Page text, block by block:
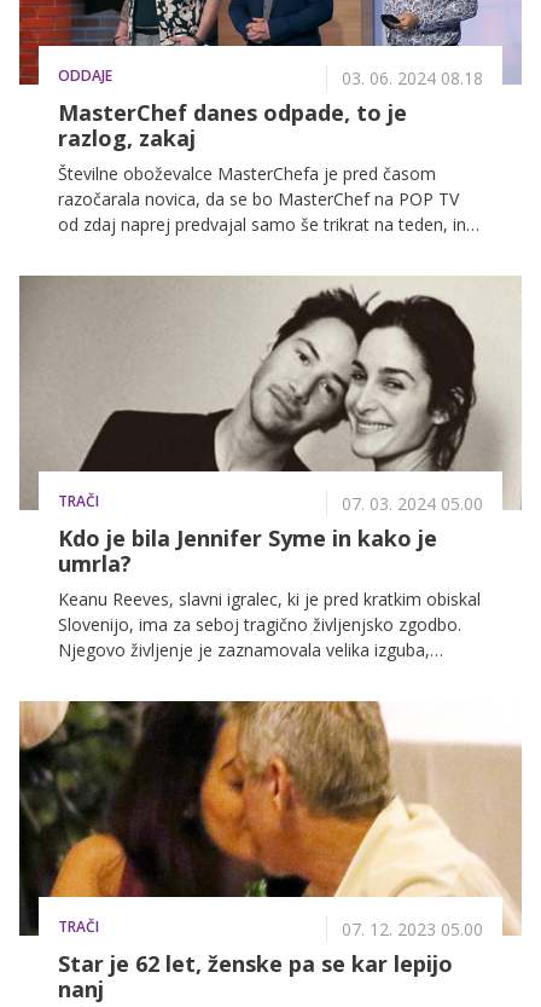
ODDAJE 03. 06. 2024 08.18
MasterChef danes odpade, to je
razlog, zakaj
Številne oboževalce MasterChefa je pred časom
razočarala novica, da se bo MasterChef na POP TV
od zdaj naprej predvajal samo še trikrat na teden, in
razburja še novica, da priljubljena oddaja MasterChef
Slovenija danes odpade. Zakaj? Razkrivamo v
TRAČI 07. 03. 2024 05.00
Kdo je bila Jennifer Syme in kako je
umrla?
Keanu Reeves, slavni igralec, ki je pred kratkim obiskal
Slovenijo, ima za seboj tragično življenjsko zgodbo.
Njegovo življenje je zaznamovala velika izguba,
še njegovo tedanje dekle, Jennifer Syme.
TRAČI 07. 12. 2023 05.00
Star je 62 let, ženske pa se kar lepijo
nanj